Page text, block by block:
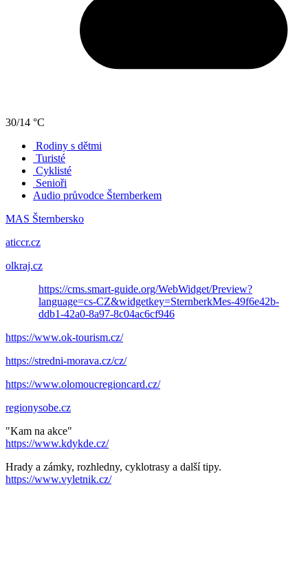
30/14 °C
Rodiny s dětmi
Turisté
Cyklisté
Senioři
Audio průvodce Šternberkem
MAS Šternbersko
aticcr.cz
olkraj.cz
https://cms.smart-guide.org/WebWidget/Preview?
language=cs-CZ&widgetkey=SternberkMes-49f6e42b-
ddb1-42a0-8a97-8c04ac6cf946
https://www.ok-tourism.cz/
https://stredni-morava.cz/cz/
https://www.olomoucregioncard.cz/
regionysobe.cz
"Kam na akce"
https://www.kdykde.cz/
Hrady a zámky, rozhledny, cyklotrasy a další tipy.
https://www.vyletnik.cz/